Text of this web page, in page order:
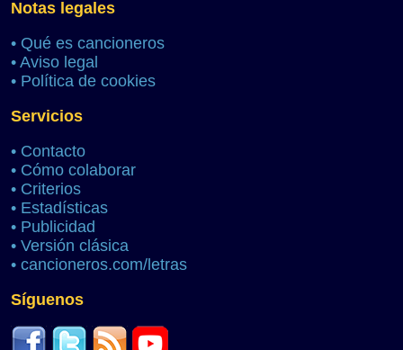
Notas legales
• Qué es cancioneros
• Aviso legal
• Política de cookies
Servicios
• Contacto
• Cómo colaborar
• Criterios
• Estadísticas
• Publicidad
• Versión clásica
• cancioneros.com/letras
Síguenos